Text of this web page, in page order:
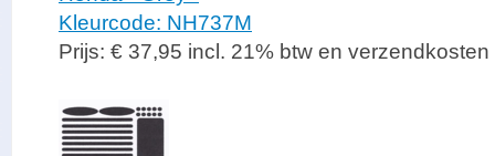
Kleurcode: NH737M
Prijs: € 37,95 incl. 21% btw en verzendkosten